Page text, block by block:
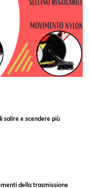
salire e scendere più
della trasmissione